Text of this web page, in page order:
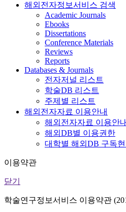
해외전자정보서비스 검색
Academic Journals
Ebooks
Dissertations
Conference Materials
Reviews
Reports
Databases & Journals
전자저널 리스트
학술DB 리스트
주제별 리스트
해외전자자료 이용안내
해외전자자료 이용안내
해외DB별 이용권한
대학별 해외DB 구독
이용약관
닫기
학술연구정보서비스 이용약관